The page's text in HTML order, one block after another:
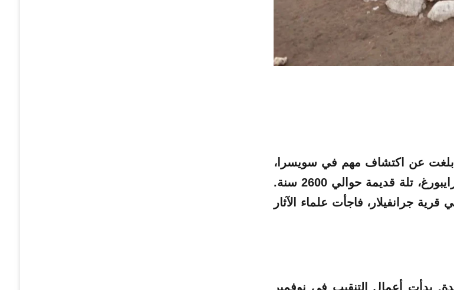
سويسرا ،
تلة قديمة حوالي 2600 سنة.
هـ، الواقعة في قرية جرانفيلار، فاجأت علماء الآثار
دفن واحدة. بدأت أعمال التنقيب في نوفمبر